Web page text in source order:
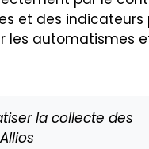
et des indicateurs
les automatismes
la collecte des